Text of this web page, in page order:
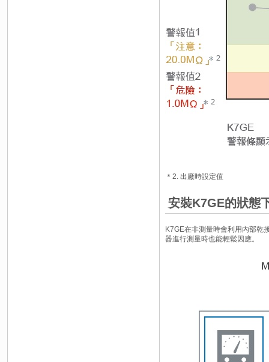
＊2. 出廠時設定值
安裝K7GE的狀態
K7GE在非測量時會利用內部乾
器進行測量時也能輕鬆因應。